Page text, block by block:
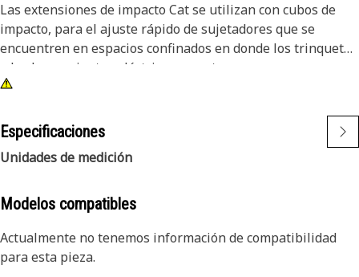
Las extensiones de impacto Cat se utilizan con cubos de
impacto, para el ajuste rápido de sujetadores que se
encuentren en espacios confinados en donde los trinquetes
o las herramientas eléctricas no entren.
• extensión de impacto de acero de 3 pulg, mando de
1/2 pulg
• con un diseño con pasador para acoplar con los cubos
Especificaciones
Unidades de medición
Modelos compatibles
Actualmente no tenemos información de compatibilidad
para esta pieza.